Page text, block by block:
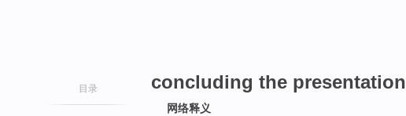
目录 concluding the presentation
网络释义